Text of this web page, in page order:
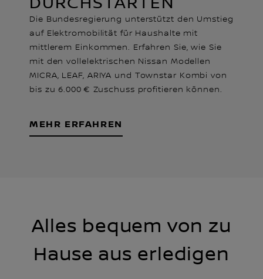
Die Bundesregierung unterstützt den Umstieg
auf Elektromobilität für Haushalte mit
mittlerem Einkommen. Erfahren Sie, wie Sie
mit den vollelektrischen Nissan Modellen
MICRA, LEAF, ARIYA und Townstar Kombi von
bis zu 6.000 € Zuschuss profitieren können.
MEHR ERFAHREN
Alles bequem von zu
Hause aus erledigen